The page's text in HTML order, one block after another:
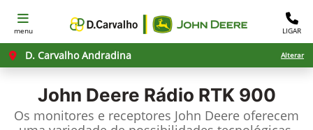
menu LIGAR
D. Carvalho Andradina Alterar
John Deere Rádio RTK 900
Os monitores e receptores John Deere oferecem